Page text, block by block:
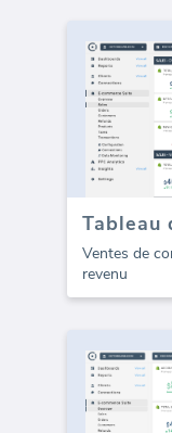
Ventes de
revenu